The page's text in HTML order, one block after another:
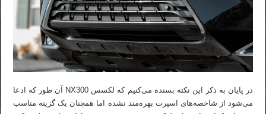
در پایان به ذکر این نکته بسنده می‌کنیم که لکسس NX300 آن طور که ادعا
می‌شود از شاخصه‌های اسپرت بهره‌مند نشده اما همچنان یک گزینه مناسب